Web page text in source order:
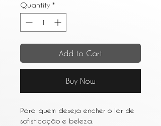
Quantity *
Add to Cart
Buy Now
Para quem deseja encher o lar de
sofisticação e beleza.